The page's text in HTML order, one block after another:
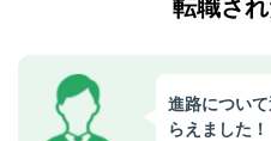
転職さ
進路につい
らえました！